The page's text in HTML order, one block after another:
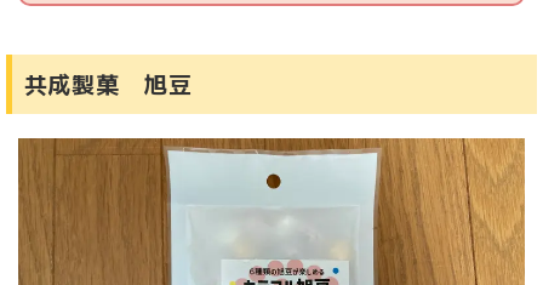
共成製菓 旭豆